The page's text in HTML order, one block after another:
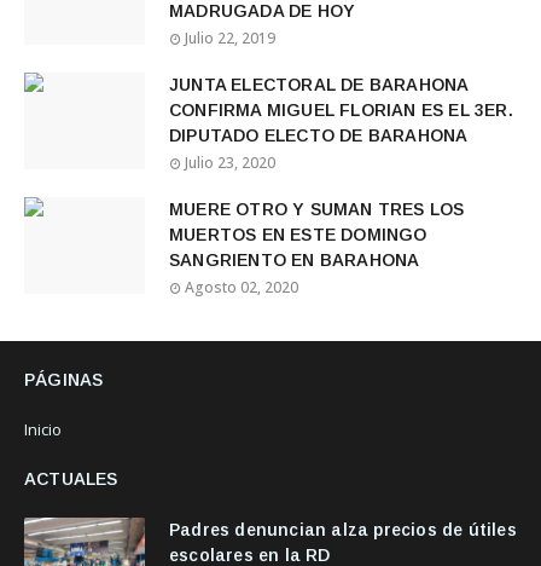
MADRUGADA DE HOY
Julio 22, 2019
JUNTA ELECTORAL DE BARAHONA
CONFIRMA MIGUEL FLORIAN ES EL 3ER.
DIPUTADO ELECTO DE BARAHONA
Julio 23, 2020
MUERE OTRO Y SUMAN TRES LOS
MUERTOS EN ESTE DOMINGO
SANGRIENTO EN BARAHONA
Agosto 02, 2020
PÁGINAS
Inicio
ACTUALES
Padres denuncian alza precios de útiles
escolares en la RD